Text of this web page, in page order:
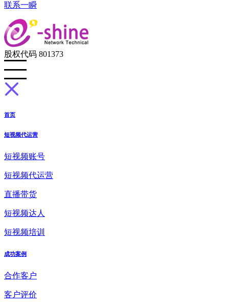
联系一瞬
股权代码 801373
首页
短视频代运营
短视频账号
短视频代运营
直播带货
短视频达人
短视频培训
成功案例
合作客户
客户评价